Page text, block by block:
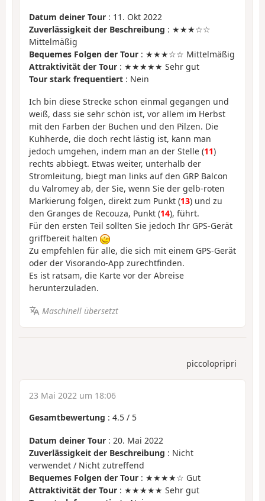
Datum deiner Tour : 11. Okt 2022
Zuverlässigkeit der Beschreibung : ★★★☆☆
Mittelmäßig
Bequemes Folgen der Tour : ★★★☆☆ Mittelmäßig
Attraktivität der Tour : ★★★★★ Sehr gut
Tour stark frequentiert : Nein
Ich bin diese Strecke schon einmal gegangen und
weiß, dass sie sehr schön ist, vor allem im Herbst
mit den Farben der Buchen und den Pilzen. Die
Kuhherde, die doch recht lästig ist, kann man
jedoch umgehen, indem man an der Stelle (11)
rechts abbiegt. Etwas weiter, unterhalb der
Stromleitung, biegt man links auf den GRP Balcon
du Valromey ab, der Sie, wenn Sie der gelb-roten
Markierung folgen, direkt zum Punkt (13) und zu
den Granges de Recouza, Punkt (14), führt.
Für den ersten Teil sollten Sie jedoch Ihr GPS-Gerät
griffbereit halten
Zu empfehlen für alle, die sich mit einem GPS-Gerät
oder der Visorando-App zurechtfinden.
Es ist ratsam, die Karte vor der Abreise
herunterzuladen.
Maschinell übersetzt
piccolopripri
23 Mai 2022 um 18:06
Gesamtbewertung : 4.5 / 5
Datum deiner Tour : 20. Mai 2022
Zuverlässigkeit der Beschreibung : Nicht
verwendet / Nicht zutreffend
Bequemes Folgen der Tour : ★★★★☆ Gut
Attraktivität der Tour : ★★★★★ Sehr gut